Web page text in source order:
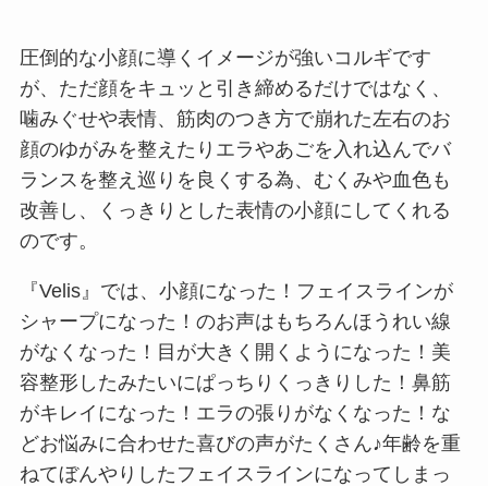
圧倒的な小顔に導くイメージが強いコルギです
が、ただ顔をキュッと引き締めるだけではなく、
噛みぐせや表情、筋肉のつき方で崩れた左右のお
顔のゆがみを整えたりエラやあごを入れ込んでバ
ランスを整え巡りを良くする為、むくみや血色も
改善し、くっきりとした表情の小顔にしてくれる
のです。
『Velis』では、小顔になった！フェイスラインが
シャープになった！のお声はもちろんほうれい線
がなくなった！目が大きく開くようになった！美
容整形したみたいにぱっちりくっきりした！鼻筋
がキレイになった！エラの張りがなくなった！な
どお悩みに合わせた喜びの声がたくさん♪年齢を重
ねてぼんやりしたフェイスラインになってしまっ